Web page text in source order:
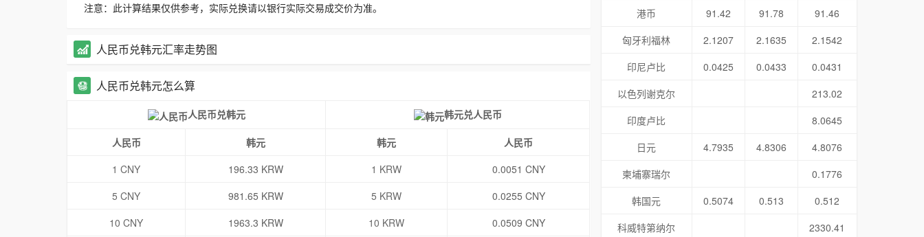
注意：此计算结果仅供参考，实际兑换请以银行实际交易成交价为准。
人民币兑韩元汇率走势图
人民币兑韩元怎么算
人民币兑韩元 韩元兑人民币
人民币 韩元 韩元
人民币
1 CNY
196.33 KRW 1 KRW
0.0051 CNY
5 CNY
981.65 KRW 5 KRW
0.0255 CNY
10 CNY
1963.3 KRW 10 KRW
0.0509 CNY
港币
91.42 91.78
91.46
匈牙利福林
2.1207 2.1635
2.1542
印尼卢比
0.0425 0.0433
0.0431
以色列谢克尔
213.02
印度卢比
8.0645
日元
4.7935 4.8306
4.8076
柬埔寨瑞尔
0.1776
韩国元
0.5074 0.513
0.512
科威特第纳尔
2330.41